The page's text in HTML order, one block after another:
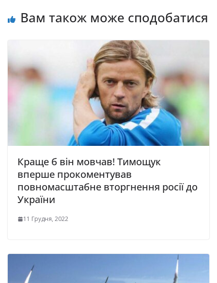
Вам також може сподобатися
Краще б він мовчав! Тимощук
вперше прокоментував
повномасштабне вторгнення росії до
України
11 Грудня, 2022